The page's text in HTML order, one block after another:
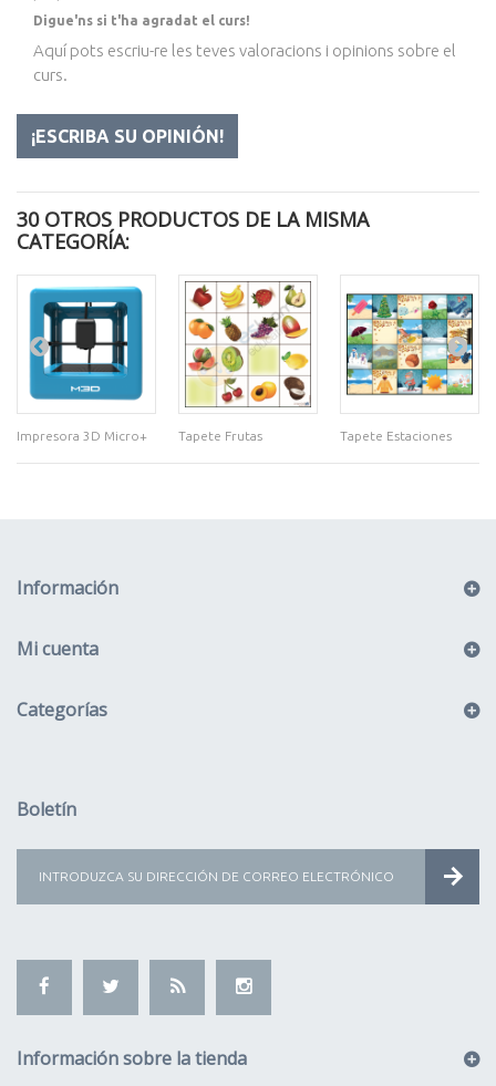
Digue'ns si t'ha agradat el curs!
Aquí pots escriu-re les teves valoracions i opinions sobre el
curs.
¡ESCRIBA SU OPINIÓN!
30 OTROS PRODUCTOS DE LA MISMA
CATEGORÍA:
Impresora 3D Micro+ Tapete Frutas Tapete Estaciones
Información
Mi cuenta
Categorías
Boletín
Información sobre la tienda